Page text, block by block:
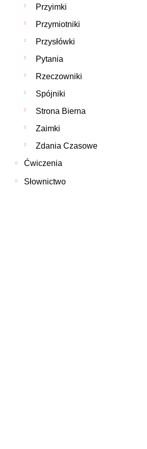
Przyimki
Przymiotniki
Przysłówki
Pytania
Rzeczowniki
Spójniki
Strona Bierna
Zaimki
Zdania Czasowe
Ćwiczenia
Słownictwo